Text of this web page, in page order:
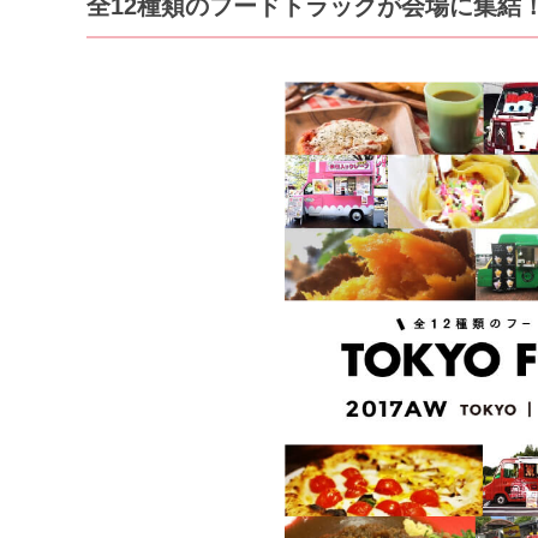
全12種類のフードトラックが会場に集結